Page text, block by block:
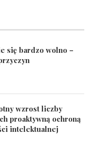
się bardzo wolno –
wzrost liczby
proaktywną ochroną
intelektualnej